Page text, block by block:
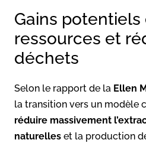
Gains potentiels
ressources et
déchets
Selon le rapport de la Ellen
la transition vers un modèle
réduire massivement
naturelles et la production